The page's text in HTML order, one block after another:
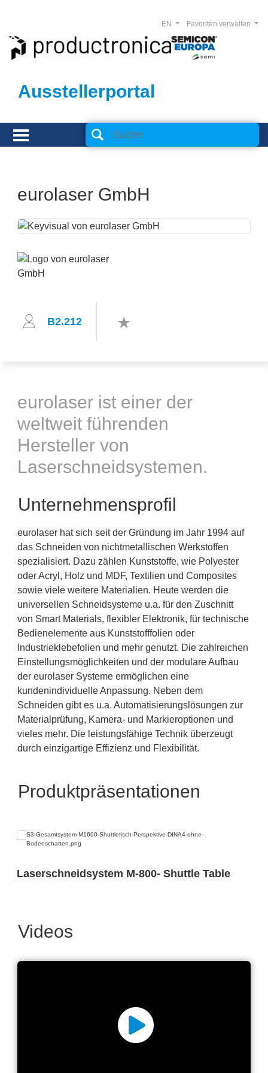
Ausstellerportal
Favoriten verwalten
EN
eurolaser GmbH
B2.212
eurolaser ist einer der
weltweit führenden
Hersteller von
Laserschneidsystemen.
Unternehmensprofil
eurolaser hat sich seit der Gründung im Jahr 1994 auf
das Schneiden von nichtmetallischen Werkstoffen
spezialisiert. Dazu zählen Kunststoffe, wie Polyester
oder Acryl, Holz und MDF, Textilien und Composites
sowie viele weitere Materialien. Heute werden die
universellen Schneidsysteme u.a. für den Zuschnitt
von Smart Materials, flexibler Elektronik, für technische
Bedienelemente aus Kunststofffolien oder
Industrieklebefolien und mehr genutzt. Die zahlreichen
Einstellungsmöglichkeiten und der modulare Aufbau
der eurolaser Systeme ermöglichen eine
kundenindividuelle Anpassung. Neben dem
Schneiden gibt es u.a. Automatisierungslösungen zur
Materialprüfung, Kamera- und Markieroptionen und
vieles mehr. Die leistungsfähige Technik überzeugt
durch einzigartige Effizienz und Flexibilität.
Produktpräsentationen
Laserschneidsystem M-800- Shuttle Table
Videos
Maschinen zum
Laserschneiden von